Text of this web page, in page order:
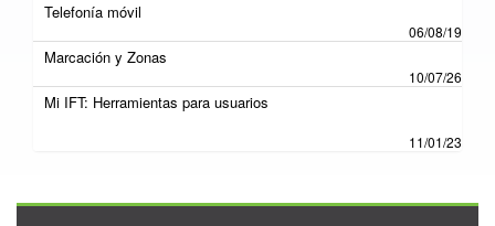
Telefonía móvil
06/08/19
Marcación y Zonas
10/07/26
Mi IFT: Herramientas para usuarios
11/01/23